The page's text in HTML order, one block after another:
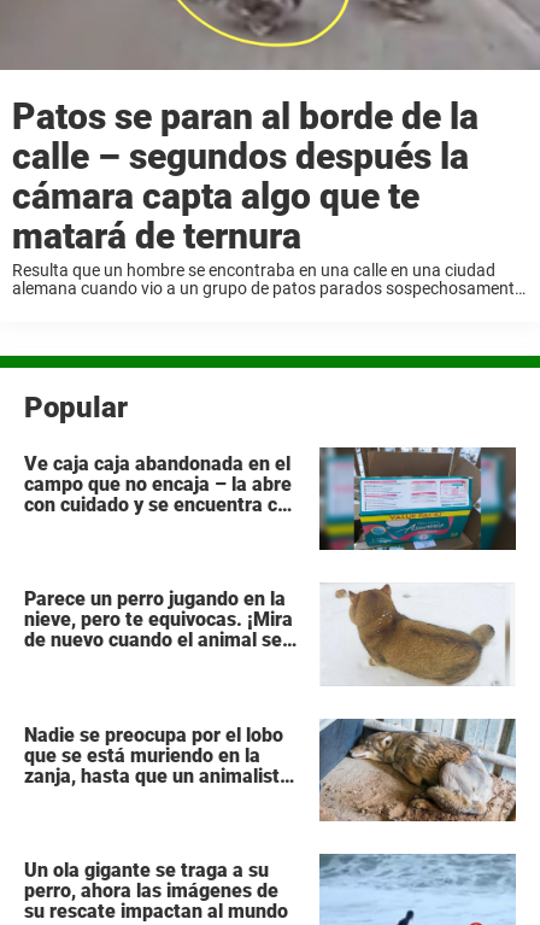
Patos se paran al borde de la
calle – segundos después la
cámara capta algo que te
matará de ternura
Resulta que un hombre se encontraba en una calle en una ciudad
alemana cuando vio a un grupo de patos parados sospechosamente
Popular
Ve caja caja abandonada en el
campo que no encaja – la abre
con cuidado y se encuentra con
Parece un perro jugando en la
nieve, pero te equivocas. ¡Mira
de nuevo cuando el animal se
Nadie se preocupa por el lobo
que se está muriendo en la
zanja, hasta que un animalista
Un ola gigante se traga a su
perro, ahora las imágenes de
su rescate impactan al mundo